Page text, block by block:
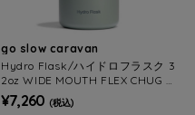
go slow caravan
Hydro Flask/ハイドロフラスク 3
2oz WIDE MOUTH FLEX CHUG C
AP
¥7,260 (税込)